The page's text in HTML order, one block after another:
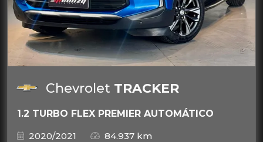
Chevrolet TRACKER
1.2 TURBO FLEX PREMIER AUTOMÁTICO
2020/2021
84.937 km